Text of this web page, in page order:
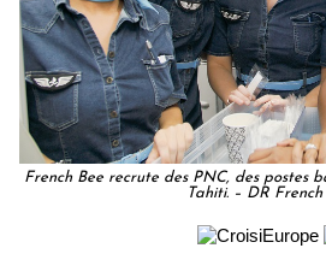
French Bee recrute des PNC, des postes
Tahiti. – DR French